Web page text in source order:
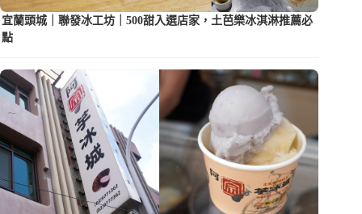
宜蘭頭城｜聯發冰工坊｜500甜入選店家，土芭樂冰淇淋推薦必
點